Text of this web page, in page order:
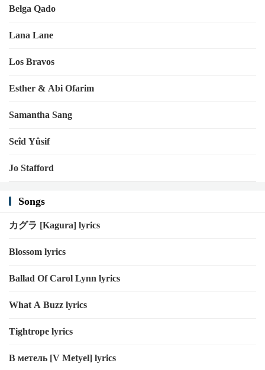
Belga Qado
Lana Lane
Los Bravos
Esther & Abi Ofarim
Samantha Sang
Seîd Yûsif
Jo Stafford
Songs
カグラ [Kagura] lyrics
Blossom lyrics
Ballad Of Carol Lynn lyrics
What A Buzz lyrics
Tightrope lyrics
В метель [V Metyel] lyrics